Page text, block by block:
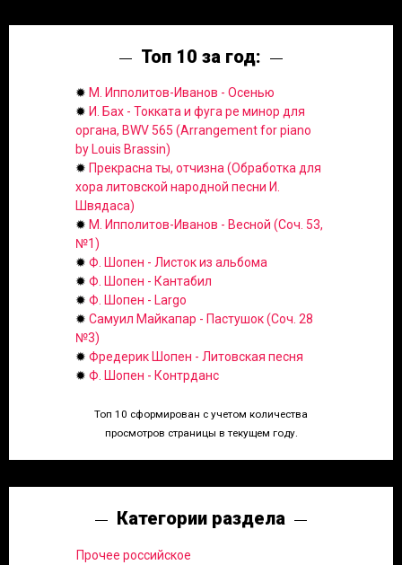
Топ 10 за год:
✹ М. Ипполитов-Иванов - Осенью
✹ И. Бах - Токката и фуга ре минор для
органа, BWV 565 (Arrangement for piano
by Louis Brassin)
✹ Прекрасна ты, отчизна (Обработка для
хора литовской народной песни И.
Швядаса)
✹ М. Ипполитов-Иванов - Весной (Соч. 53,
№1)
✹ Ф. Шопен - Листок из альбома
✹ Ф. Шопен - Кантабил
✹ Ф. Шопен - Largo
✹ Самуил Майкапар - Пастушок (Соч. 28
№3)
✹ Фредерик Шопен - Литовская песня
✹ Ф. Шопен - Контрданс
Топ 10 сформирован с учетом количества
просмотров страницы в текущем году.
Категории раздела
Прочее российское